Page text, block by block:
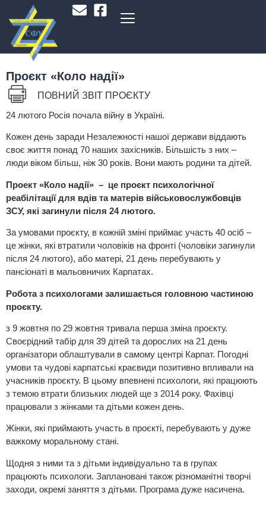
Проєкт «Коло надії»
ПОВНИЙ ЗВІТ ПРОЄКТУ
24 лютого Росія почала війну в Україні.
Кожен день заради Незалежності нашої держави віддають
своє життя понад 70 наших захісників. Більшість з них –
люди віком більш, ніж 30 років. Вони мають родини та дітей.
Проект «Коло надії» – це проєкт психологічної
реабілітації для вдів та матерів військовослужбовців
ЗСУ, які загинули після 24 лютого.
За умовами проєкту, в кожній зміні приймає участь 40 осіб –
це жінки, які втратили чоловіків на фронті (чоловіки загинули
після 24 лютого), або матері, 21 день перебувають у
пансіонаті в мальовничих Карпатах.
Робота з психологами залишається головною частиною
проєкту.
з 9 жовтня по 29 жовтня тривала перша зміна проєкту.
Своєрідний табір для 39 дітей та дорослих на 21 день
організатори облаштували в самому центрі Карпат. Погодні
умови та чудові карпатські краєвиди позитивно впливали на
учасників проєкту. В цьому впевнені психологи, які працюють
з темою втрати близьких людей ще з 2014 року. Фахівці
працювали з жінками та дітьми кожен день.
Жінки, які приймають участь в проєкті, перебувають у дуже
важкому моральному стані.
Щодня з ними та з дітьми індивідуально та в групах
працюють психологи. Заплановані також різноманітні творчі
заходи, окремі заняття з дітьми. Програма дуже насичена.